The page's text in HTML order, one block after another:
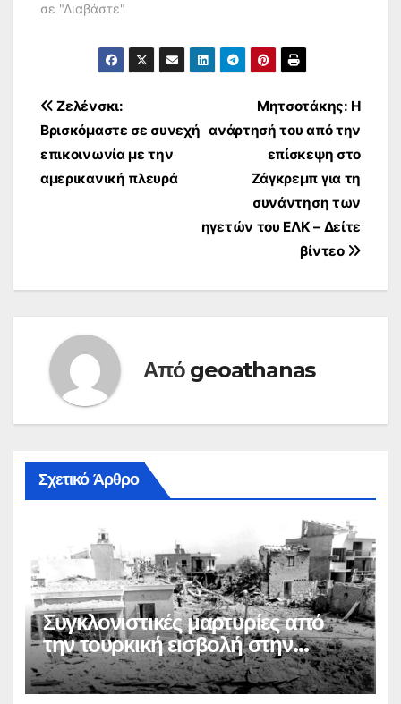
σε "Διαβάστε"
Πλοήγηση
άρθρων
Μητσοτάκης: Η
ανάρτησή του από την
επίσκεψη στο
Ζάγκρεμπ για τη
συνάντηση των
ηγετών του ΕΛΚ – Δείτε
βίντεο
Ζελένσκι:
Βρισκόμαστε σε συνεχή
επικοινωνία με την
αμερικανική πλευρά
Από geoathanas
Σχετικό Άρθρο
Συγκλονιστικές μαρτυρίες από
την τουρκική εισβολή στην
Κύπρο